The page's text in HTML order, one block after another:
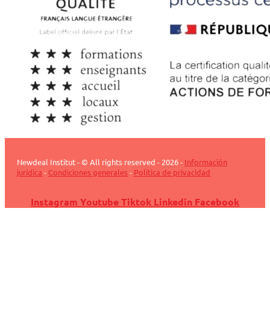
Newdeal Institut - © All rights reserved - 2026 - Información
jurídica - Condiciones generales - Política de privacidad
Instagram YoutubeTiktok Linkedin Facebook